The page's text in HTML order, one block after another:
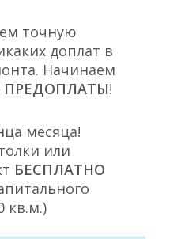
точную
доплат в
Начинаем
ПРЕДОПЛАТЫ!
месяца!
или
БЕСПЛАТНО
кв.м.)